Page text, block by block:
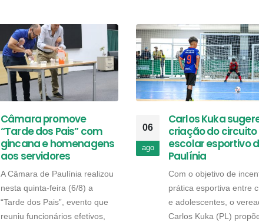
Câmara promove
“Tarde dos Pais” com
gincana e homenagens
aos servidores
A Câmara de Paulínia realizou
nesta quinta-feira (6/8) a
“Tarde dos Pais”, evento que
reuniu funcionários efetivos,
06
ago
Carlos Kuka
criação do circuito
escolar esportivo
Paulínia
Com o objetivo de
prática esportiva entre
e adolescentes, o
Carlos Kuka (PL)